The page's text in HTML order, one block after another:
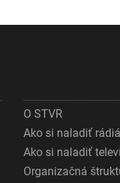
O STVR
Ako si naladiť rádiá
Ako si naladiť
Organizačná